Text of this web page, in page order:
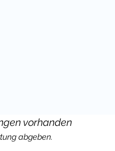
vorhanden
abgeben.